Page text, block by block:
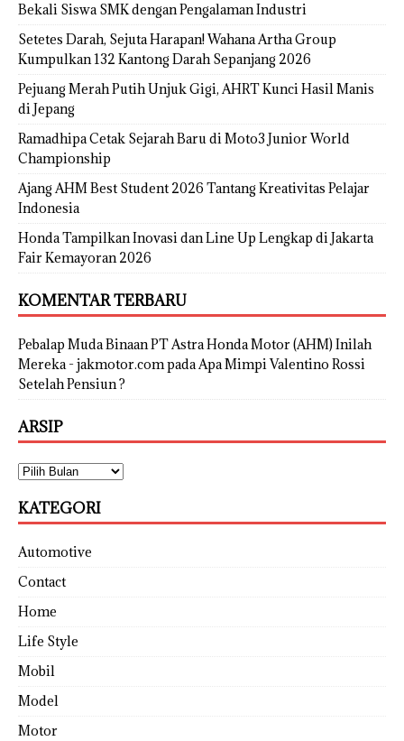
Bekali Siswa SMK dengan Pengalaman Industri
Setetes Darah, Sejuta Harapan! Wahana Artha Group
Kumpulkan 132 Kantong Darah Sepanjang 2026
Pejuang Merah Putih Unjuk Gigi, AHRT Kunci Hasil Manis
di Jepang
Ramadhipa Cetak Sejarah Baru di Moto3 Junior World
Championship
Ajang AHM Best Student 2026 Tantang Kreativitas Pelajar
Indonesia
Honda Tampilkan Inovasi dan Line Up Lengkap di Jakarta
Fair Kemayoran 2026
KOMENTAR TERBARU
Pebalap Muda Binaan PT Astra Honda Motor (AHM) Inilah
Mereka - jakmotor.compadaApa Mimpi Valentino Rossi
Setelah Pensiun ?
ARSIP
KATEGORI
Automotive
Contact
Home
Life Style
Mobil
Model
Motor